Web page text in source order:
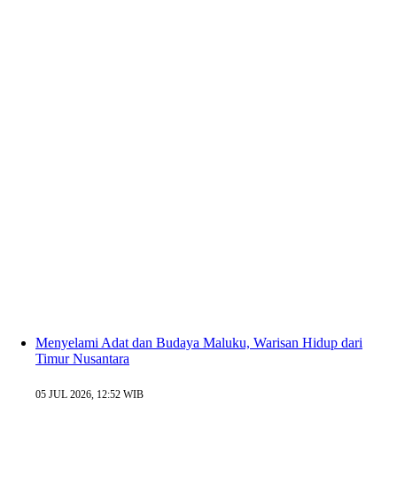
Menyelami Adat dan Budaya Maluku, Warisan Hidup dari
Timur Nusantara
05 JUL 2026, 12:52 WIB